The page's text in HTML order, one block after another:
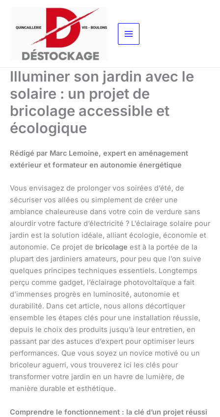
contenu
Illuminer son jardin avec le
solaire : un projet de
bricolage accessible et
écologique
Rédigé par Marc Lemoine, expert en aménagement
extérieur et formateur en autonomie énergétique
Vous envisagez de prolonger vos soirées d’été, de
sécuriser vos allées ou simplement de créer une
ambiance chaleureuse dans votre coin de verdure sans
alourdir votre facture d’électricité ? L’éclairage solaire pour
jardin est la solution idéale, alliant écologie, économie et
autonomie. Ce projet de bricolage est à la portée de la
plupart des jardiniers amateurs, pour peu que l’on suive
quelques principes techniques essentiels. Longtemps
perçu comme gadget, l’éclairage photovoltaïque a fait
d’immenses progrès en luminosité, autonomie et
durabilité. Dans cet article, nous allons décortiquer
ensemble les étapes clés pour une installation réussie,
depuis le choix des produits jusqu’à leur entretien, en
passant par des astuces d’expert pour optimiser leurs
performances. Que vous soyez un novice motivé ou un
bricoleur aguerri, vous trouverez ici les clés pour
transformer votre jardin en un havre de lumière, de
manière durable et esthétique.
Comprendre le fonctionnement : la clé d’un projet réussi